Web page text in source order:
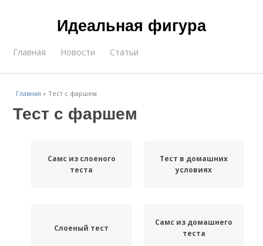
Идеальная фигура
Главная Новости Статьи
Главная »Тест с фаршем
Тест с фаршем
Самс из слоеного
теста
Тест в домашних
условиях
Слоеный тест
Самс из домашнего
теста